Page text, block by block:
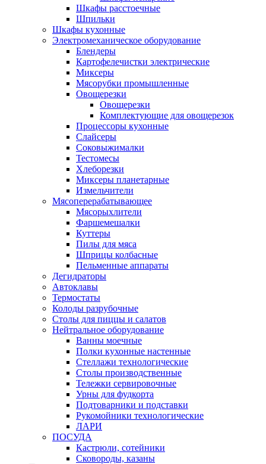
Шкафы расстоечные
Шпильки
Шкафы кухонные
Электромеханическое оборудование
Блендеры
Картофелечистки электрические
Миксеры
Мясорубки промышленные
Овощерезки
Овощерезки
Комплектующие для овощерезок
Процессоры кухонные
Слайсеры
Соковыжималки
Тестомесы
Хлеборезки
Миксеры планетарные
Измельчители
Мясоперерабатывающее
Мясорыхлители
Фаршемешалки
Куттеры
Пилы для мяса
Шприцы колбасные
Пельменные аппараты
Дегидраторы
Автоклавы
Термостаты
Колоды разрубочные
Столы для пиццы и салатов
Нейтральное оборудование
Ванны моечные
Полки кухонные настенные
Стеллажи технологические
Столы производственные
Тележки сервировочные
Урны для фудкорта
Подтоварники и подставки
Рукомойники технологические
ЛАРИ
ПОСУДА
Кастрюли, сотейники
Сковороды, казаны